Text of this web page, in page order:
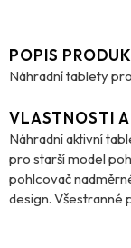
POPIS
Náhradní tablety
VLASTNOSTI
Náhradní aktivní
pro starší model
pohlcovač
design. Všestranné
sprcha, kuchyň,